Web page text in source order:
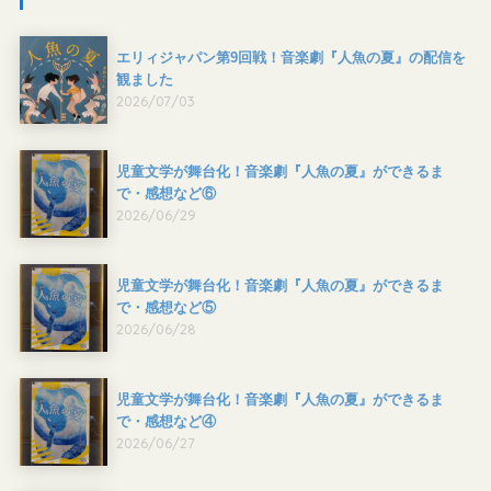
エリィジャパン第9回戦！音楽劇『人魚の夏』の配信を
観ました
2026/07/03
児童文学が舞台化！音楽劇『人魚の夏』ができるま
で・感想など⑥
2026/06/29
児童文学が舞台化！音楽劇『人魚の夏』ができるま
で・感想など⑤
2026/06/28
児童文学が舞台化！音楽劇『人魚の夏』ができるま
で・感想など④
2026/06/27